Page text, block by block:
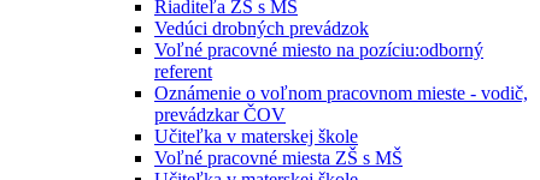
Riaditeľa ZŠ s MŠ
Vedúci drobných prevádzok
Voľné pracovné miesto na pozíciu:odborný
referent
Oznámenie o voľnom pracovnom mieste - vodič,
prevádzkar ČOV
Učiteľka v materskej škole
Voľné pracovné miesta ZŠ s MŠ